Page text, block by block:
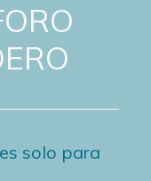
solo para